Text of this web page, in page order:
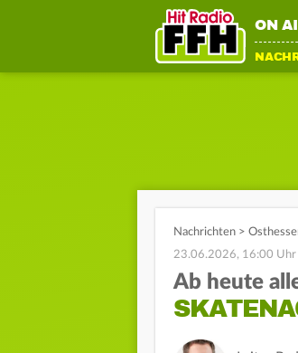
ON
Nachrichten >
23.06.2026, 16:00 Uhr
Ab heute